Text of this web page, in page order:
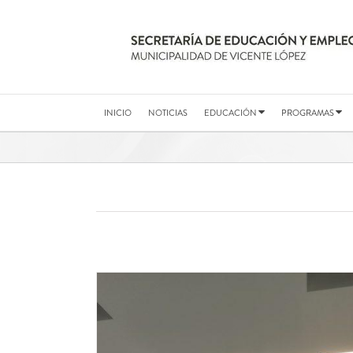
INICIO NOTICIAS EDUCACIÓN PROGRAMAS